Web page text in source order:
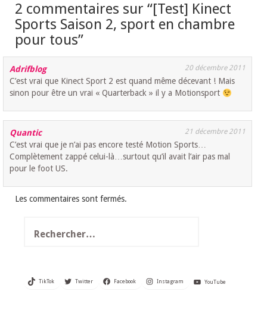
2 commentaires sur “[Test] Kinect
Sports Saison 2, sport en chambre
pour tous”
Adrifblog 20 décembre 2011
C’est vrai que Kinect Sport 2 est quand même décevant ! Mais
sinon pour être un vrai « Quarterback » il y a Motionsport
Quantic 21 décembre 2011
C’est vrai que je n’ai pas encore testé Motion Sports…
Complètement zappé celui-là…surtout qu’il avait l’air pas mal
pour le foot US.
Les commentaires sont fermés.
TikTok Twitter Facebook Instagram YouTube